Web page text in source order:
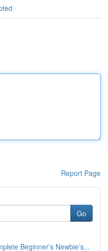
Report Page
Go
Beginner’s Newbie’s...